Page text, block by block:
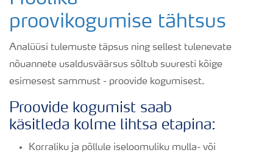
proovikogumise tähtsus
Analüüsi tulemuste täpsus ning sellest tulenevate
nõuannete usaldusväärsus sõltub suuresti kõige
esimesest sammust - proovide kogumisest.
Proovide kogumist saab
käsitleda kolme lihtsa etapina:
Korraliku ja põllule iseloomuliku mulla- või